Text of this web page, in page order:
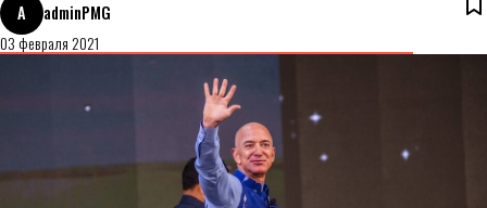
A
adminPMG
03 февраля 2021